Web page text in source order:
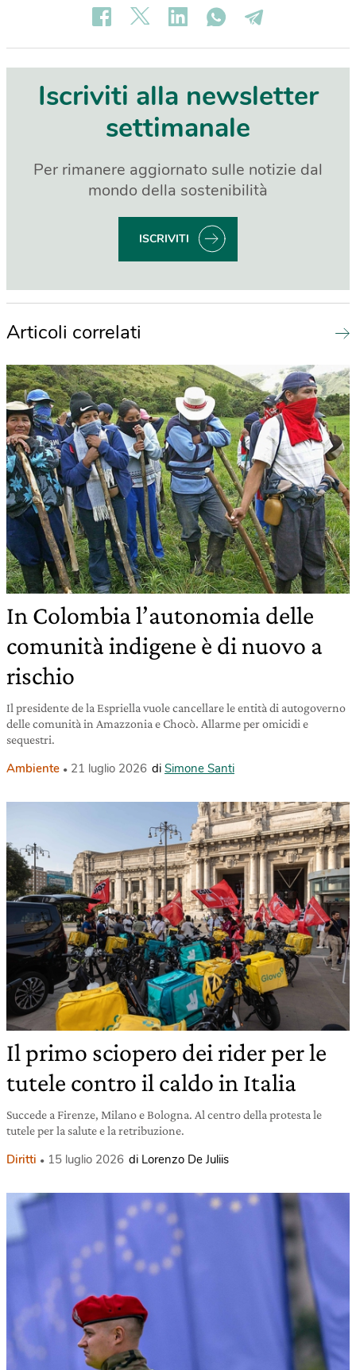
Iscriviti alla newsletter
settimanale
Per rimanere aggiornato sulle notizie dal
mondo della sostenibilità
ISCRIVITI
Articoli correlati
In Colombia l’autonomia delle
comunità indigene è di nuovo a
rischio
Il presidente de la Espriella vuole cancellare le entità di autogoverno
delle comunità in Amazzonia e Chocò. Allarme per omicidi e
sequestri.
Ambiente 21 luglio 2026 di Simone Santi
Il primo sciopero dei rider per le
tutele contro il caldo in Italia
Succede a Firenze, Milano e Bologna. Al centro della protesta le
tutele per la salute e la retribuzione.
Diritti 15 luglio 2026 di Lorenzo De Juliis